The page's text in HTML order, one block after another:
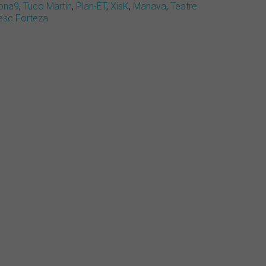
, Tuco Martín, Plan-ET, XisK, Manava, Teatre
Forteza